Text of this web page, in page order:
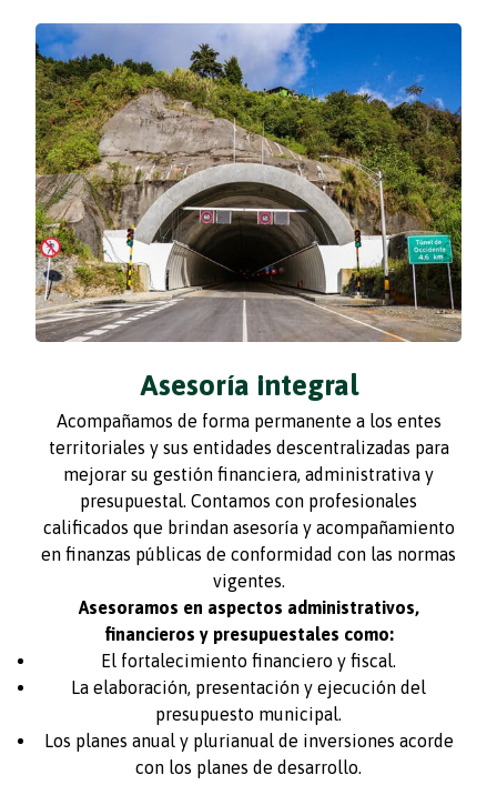
Asesoría integral
Acompañamos de forma permanente a los entes
territoriales y sus entidades descentralizadas para
mejorar su gestión financiera, administrativa y
presupuestal. Contamos con profesionales
calificados que brindan asesoría y acompañamiento
en finanzas públicas de conformidad con las normas
vigentes.
Asesoramos en aspectos administrativos,
financieros y presupuestales como:
El fortalecimiento financiero y fiscal.
La elaboración, presentación y ejecución del
presupuesto municipal.
Los planes anual y plurianual de inversiones acorde
con los planes de desarrollo.